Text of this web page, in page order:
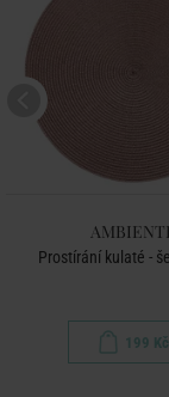
Prostírání kulaté -
199 Kč